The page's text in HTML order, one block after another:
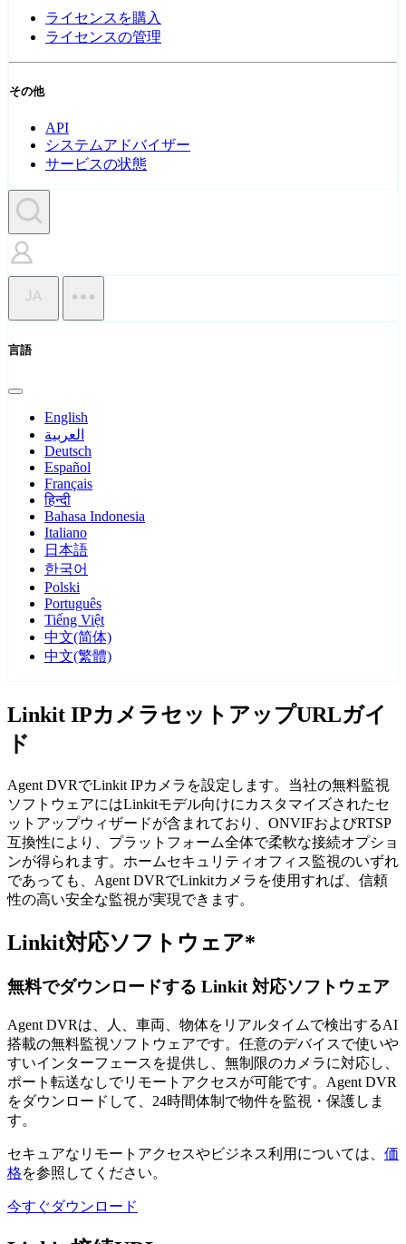
ライセンスを購入
ライセンスの管理
その他
API
システムアドバイザー
サービスの状態
JA
言語
English
العربية
Deutsch
Español
Français
हिन्दी
Bahasa Indonesia
Italiano
日本語
한국어
Polski
Português
Tiếng Việt
中文(简体)
中文(繁體)
Linkit IPカメラセットアップURLガイ
ド
Agent DVRでLinkit IPカメラを設定します。当社の無料監視
ソフトウェアにはLinkitモデル向けにカスタマイズされたセ
ットアップウィザードが含まれており、ONVIFおよびRTSP
互換性により、プラットフォーム全体で柔軟な接続オプショ
ンが得られます。ホームセキュリティオフィス監視のいずれ
であっても、Agent DVRでLinkitカメラを使用すれば、信頼
性の高い安全な監視が実現できます。
Linkit対応ソフトウェア*
無料でダウンロードする Linkit 対応ソフトウェア
Agent DVRは、人、車両、物体をリアルタイムで検出するAI
搭載の無料監視ソフトウェアです。任意のデバイスで使いや
すいインターフェースを提供し、無制限のカメラに対応し、
ポート転送なしでリモートアクセスが可能です。Agent DVR
をダウンロードして、24時間体制で物件を監視・保護しま
す。
セキュアなリモートアクセスやビジネス利用については、 価
格を参照してください。
今すぐダウンロード